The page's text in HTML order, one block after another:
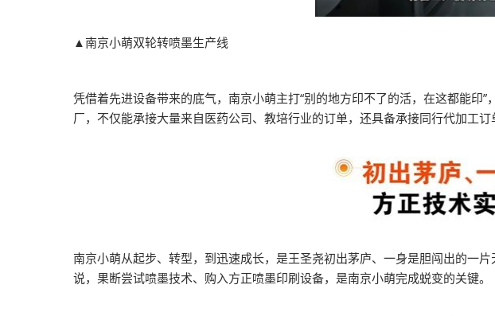
▲南京小萌双轮转喷墨生产线
凭借着先进设备带来的底气，南京小萌主打“别的地方印不了的活，在这都能
厂，不仅能承接大量来自医药公司、教培行业的订单，还具备承接同行代加工订
南京小萌从起步、转型，到迅速成长，是王圣尧初出茅庐、一身是胆闯出的一
说，果断尝试喷墨技术、购入方正喷墨印刷设备，是南京小萌完成蜕变的关键。